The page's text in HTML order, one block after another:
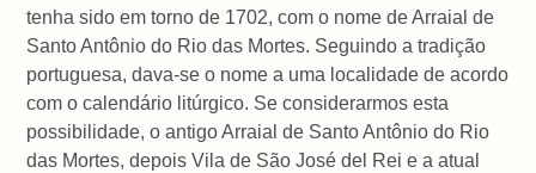
tenha sido em torno de 1702, com o nome de Arraial de
Santo Antônio do Rio das Mortes. Seguindo a tradição
portuguesa, dava-se o nome a uma localidade de acordo
com o calendário litúrgico. Se considerarmos esta
possibilidade, o antigo Arraial de Santo Antônio do Rio
das Mortes, depois Vila de São José del Rei e a atual